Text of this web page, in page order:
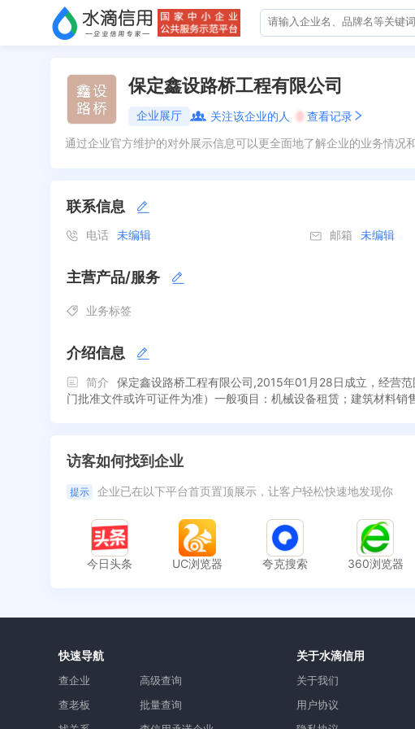
保定鑫设路桥工程有限公司
企业展厅 关注该企业的人 0 查看记录
通过企业官方维护的对外展示信息可以更全面地了解企业的业务情况
联系信息
电话 未编辑 邮箱 未编辑
主营产品/服务
业务标签
介绍信息
简介
保定鑫设路桥工程有限公司,2015年01月28日成立，经营
门批准文件或许可证件为准）一般项目：机械设备租赁；建筑材料
访客如何找到企业
提示 企业已在以下平台首页置顶展示，让客户轻松快速地发现你
今日头条 UC浏览器 夸克搜索 360浏览器
快速导航
查企业
查老板
高级查询
批量查询
关于水滴信用
关于我们
用户协议